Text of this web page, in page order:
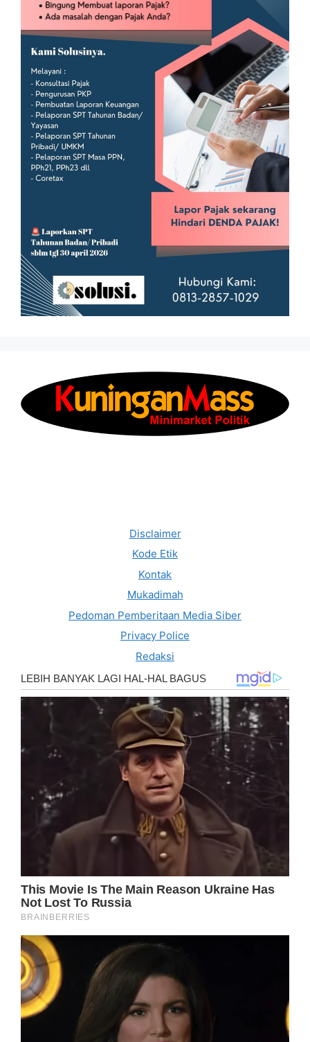
Disclaimer
Kode Etik
Kontak
Mukadimah
Pedoman Pemberitaan Media Siber
Privacy Police
Redaksi